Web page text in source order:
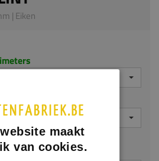
| Eiken
maakt
van cookies.